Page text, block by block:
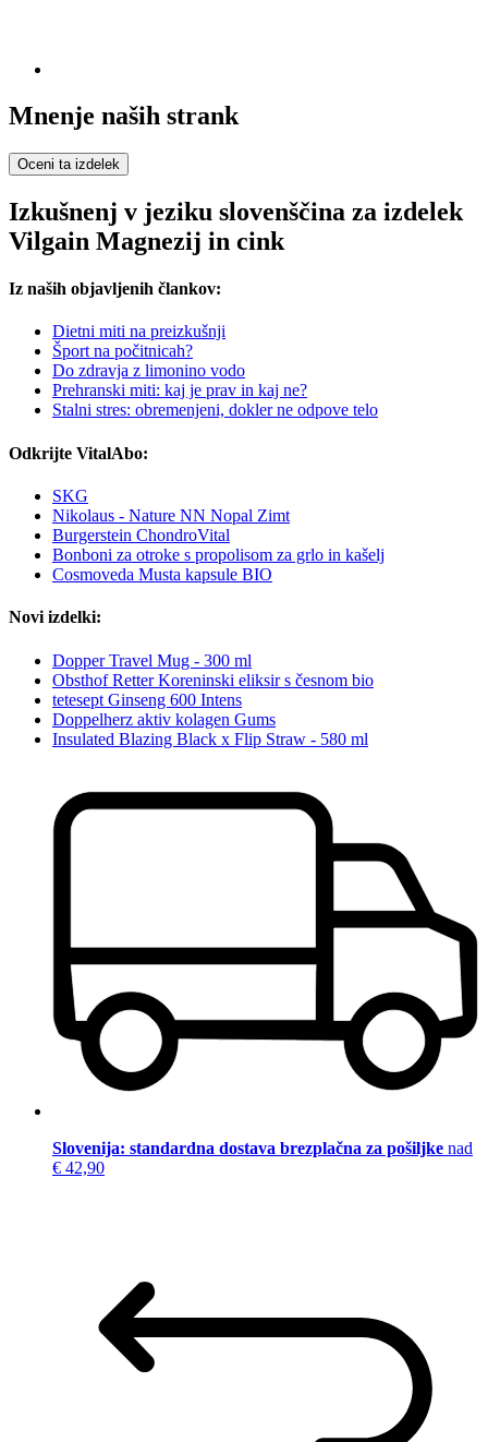
Mnenje naših strank
Oceni ta izdelek
Izkušnenj v jeziku slovenščina za izdelek
Vilgain Magnezij in cink
Iz naših objavljenih člankov:
Dietni miti na preizkušnji
Šport na počitnicah?
Do zdravja z limonino vodo
Prehranski miti: kaj je prav in kaj ne?
Stalni stres: obremenjeni, dokler ne odpove telo
Odkrijte VitalAbo:
SKG
Nikolaus - Nature NN Nopal Zimt
Burgerstein ChondroVital
Bonboni za otroke s propolisom za grlo in kašelj
Cosmoveda Musta kapsule BIO
Novi izdelki:
Dopper Travel Mug - 300 ml
Obsthof Retter Koreninski eliksir s česnom bio
tetesept Ginseng 600 Intens
Doppelherz aktiv kolagen Gums
Insulated Blazing Black x Flip Straw - 580 ml
Slovenija: standardna dostava brezplačna za pošiljke nad
€ 42,90